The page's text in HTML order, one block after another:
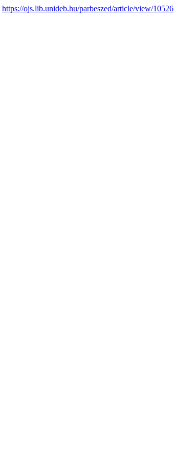
https://ojs.lib.unideb.hu/parbeszed/article/view/10526